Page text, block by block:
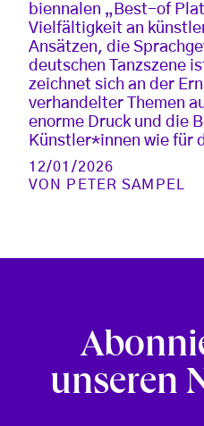
biennalen „Best-of
Vielfältigkeit an
Ansätzen, die
deutschen Tanzszene
zeichnet sich an der
verhandelter Themen
enorme Druck und die
Künstler*innen wie für
12/01/2026
VON
PETER SAMPEL
unseren